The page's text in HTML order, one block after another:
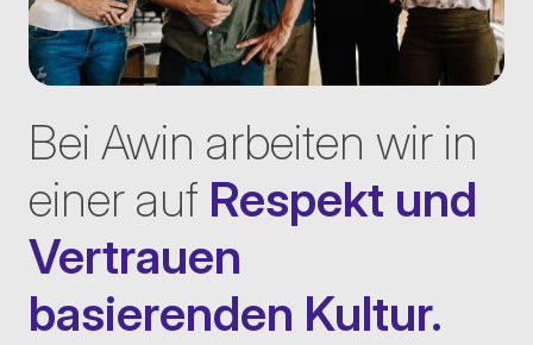
Bei Awin arbeiten wir in
einer auf Respekt und
Vertrauen
basierenden Kultur.